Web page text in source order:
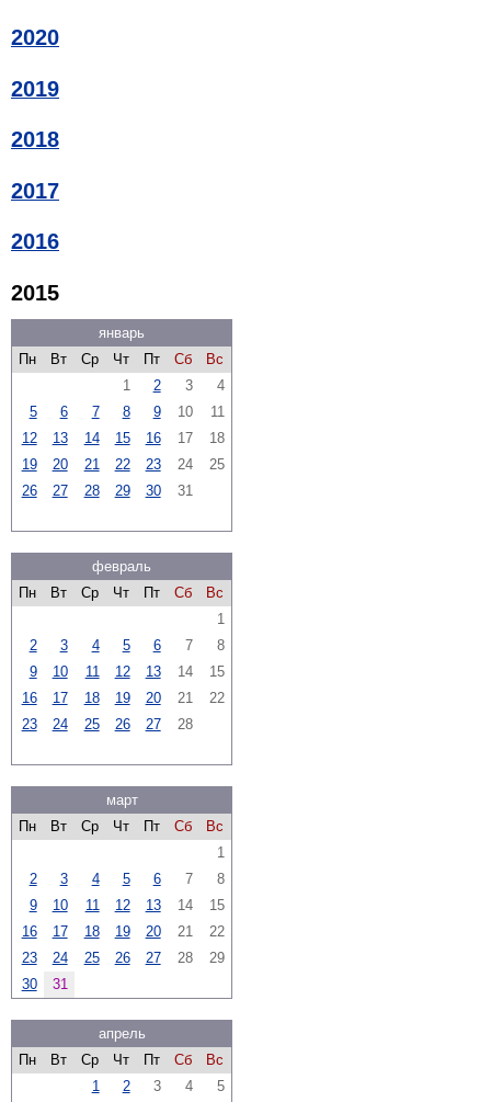
2020
2019
2018
2017
2016
2015
январь
Пн
Вт Ср Чт Пт Сб
Вс
1
2 3
4
5
6 7 8 9 10
11
12
13 14 15 16 17
18
19
20 21 22 23 24
25
26
27 28 29 30 31
февраль
Пн
Вт Ср Чт Пт Сб
Вс
1
2
3 4 5 6 7
8
9
10 11 12 13 14
15
16
17 18 19 20 21
22
23
24 25 26 27 28
март
Пн
Вт Ср Чт Пт Сб
Вс
1
2
3 4 5 6 7
8
9
10 11 12 13 14
15
16
17 18 19 20 21
22
23
24 25 26 27 28
29
30
31
апрель
Пн
Вт Ср Чт Пт Сб
Вс
1
2 3 4
5